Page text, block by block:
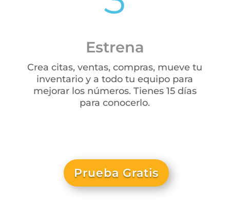
Estrena
Crea citas, ventas, compras, mueve tu
inventario y a todo tu equipo para
mejorar los números. Tienes 15 días
para conocerlo.
Prueba Gratis